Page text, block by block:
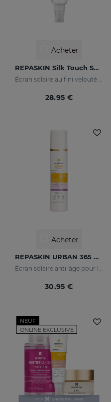
Acheter
REPASKIN Silk Touch SPF50
28.95 €
Acheter
REPASKIN URBAN 365 Anti Age SPF50
Écran solaire anti-âge pour le visage
30.95 €
NEUF
ONLINE EXCLUSIVE